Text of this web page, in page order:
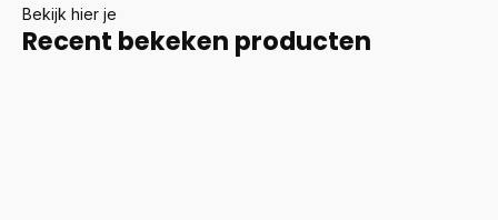
Bekijk hier je
Recent bekeken producten